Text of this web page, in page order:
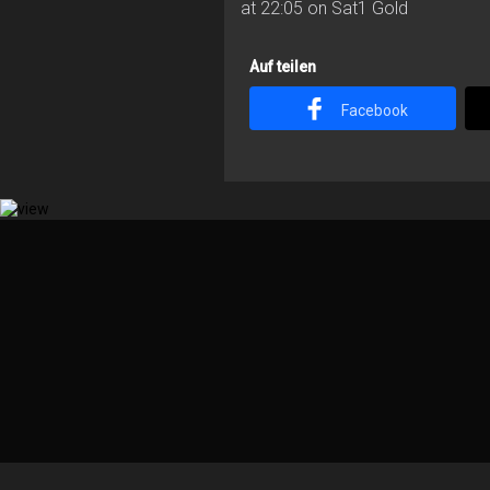
at 22:05 on Sat1 Gold
Auf teilen
Facebook